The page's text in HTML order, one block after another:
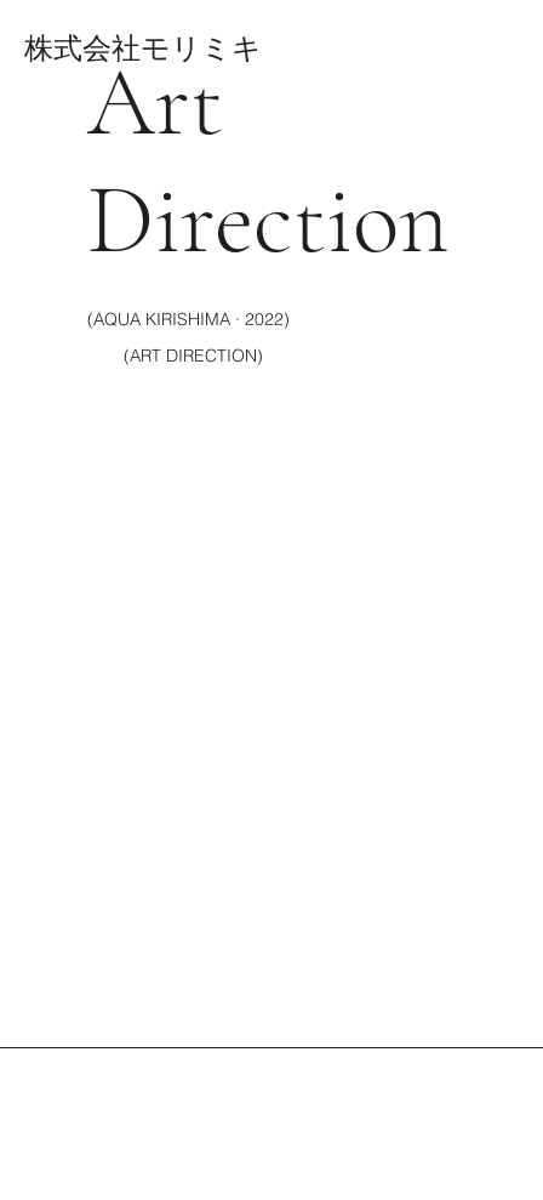
株式会社モリミキ
Art
Direction
(AQUA KIRISHIMA · 2022)
(ART DIRECTION)